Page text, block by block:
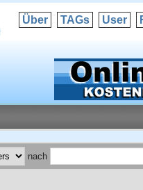
Über TAGs User
nach